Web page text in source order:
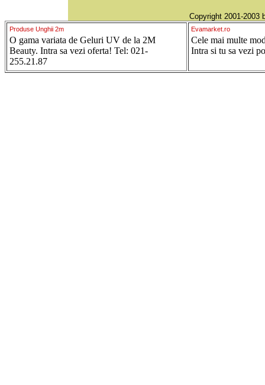
Copyright 2001-2003
Produse Unghii 2m
O gama variata de Geluri UV de la 2M
Beauty. Intra sa vezi oferta! Tel: 021-
255.21.87
Evamarket.ro
Cele mai multe
Intra si tu sa vezi